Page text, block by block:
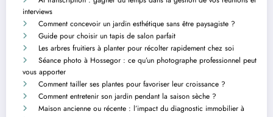
interviews
Comment concevoir un jardin esthétique sans être paysagiste ?
Guide pour choisir un tapis de salon parfait
Les arbres fruitiers à planter pour récolter rapidement chez soi
Séance photo à Hossegor : ce qu’un photographe professionnel peut
vous apporter
Comment tailler ses plantes pour favoriser leur croissance ?
Comment entretenir son jardin pendant la saison sèche ?
Maison ancienne ou récente : l’impact du diagnostic immobilier à